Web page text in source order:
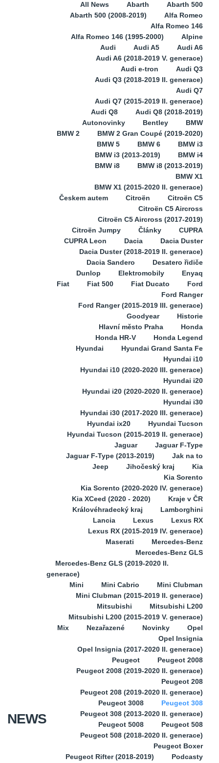
NEWS
All News Abarth
Abarth 500
Abarth 500 (2008-2019)
Alfa Romeo
Alfa Romeo 146
Alfa Romeo 146 (1995-2000)
Alpine
Audi
Audi A5
Audi A6
Audi A6 (2018-2019 V. generace)
Audi e-tron
Audi Q3
Audi Q3 (2018-2019 II. generace)
Audi Q7
Audi Q7 (2015-2019 II. generace)
Audi Q8
Audi Q8 (2018-2019)
Autonovinky
Bentley
BMW
BMW 2
BMW 2 Gran Coupé (2019-2020)
BMW 5
BMW 6
BMW i3
BMW i3 (2013-2019)
BMW i4
BMW i8
BMW i8 (2013-2019)
BMW X1
BMW X1 (2015-2020 II. generace)
Českem autem
Citroën
Citroën C5
Citroën C5 Aircross
Citroën C5 Aircross (2017-2019)
Citroën Jumpy
Články
CUPRA
CUPRA Leon
Dacia
Dacia Duster
Dacia Duster (2018-2019 II. generace)
Dacia Sandero
Desatero řidiče
Dunlop
Elektromobily
Enyaq
Fiat
Fiat 500 Fiat Ducato
Ford
Ford Ranger
Ford Ranger (2015-2019 III. generace)
Goodyear
Historie
Hlavní město Praha
Honda
Honda HR-V
Honda Legend
Hyundai
Hyundai Grand Santa Fe
Hyundai i10
Hyundai i10 (2020-2020 III. generace)
Hyundai i20
Hyundai i20 (2020-2020 II. generace)
Hyundai i30
Hyundai i30 (2017-2020 III. generace)
Hyundai ix20
Hyundai Tucson
Hyundai Tucson (2015-2019 II. generace)
Jaguar
Jaguar F-Type
Jaguar F-Type (2013-2019)
Jak na to
Jeep
Jihočeský kraj
Kia
Kia Sorento
Kia Sorento (2020-2020 IV. generace)
Kia XCeed (2020 - 2020)
Kraje v ČR
Královéhradecký kraj
Lamborghini
Lancia
Lexus
Lexus RX
Lexus RX (2015-2019 IV. generace)
Maserati
Mercedes-Benz
Mercedes-Benz GLS
Mercedes-Benz GLS (2019-2020 II.
generace)
Mini
Mini Cabrio
Mini Clubman
Mini Clubman (2015-2019 II. generace)
Mitsubishi
Mitsubishi L200
Mitsubishi L200 (2015-2019 V. generace)
Mix
Nezařazené Novinky
Opel
Opel Insignia
Opel Insignia (2017-2020 II. generace)
Peugeot
Peugeot 2008
Peugeot 2008 (2019-2020 II. generace)
Peugeot 208
Peugeot 208 (2019-2020 II. generace)
Peugeot 3008
Peugeot 308
Peugeot 308 (2013-2020 II. generace)
Peugeot 5008
Peugeot 508
Peugeot 508 (2018-2020 II. generace)
Peugeot Boxer
Peugeot Rifter (2018-2019)
Podcasty